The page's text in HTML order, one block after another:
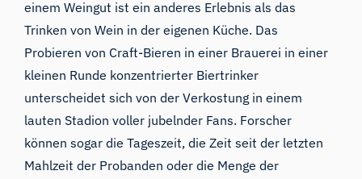
einem Weingut ist ein anderes Erlebnis als das
Trinken von Wein in der eigenen Küche. Das
Probieren von Craft-Bieren in einer Brauerei in einer
kleinen Runde konzentrierter Biertrinker
unterscheidet sich von der Verkostung in einem
lauten Stadion voller jubelnder Fans. Forscher
können sogar die Tageszeit, die Zeit seit der letzten
Mahlzeit der Probanden oder die Menge der